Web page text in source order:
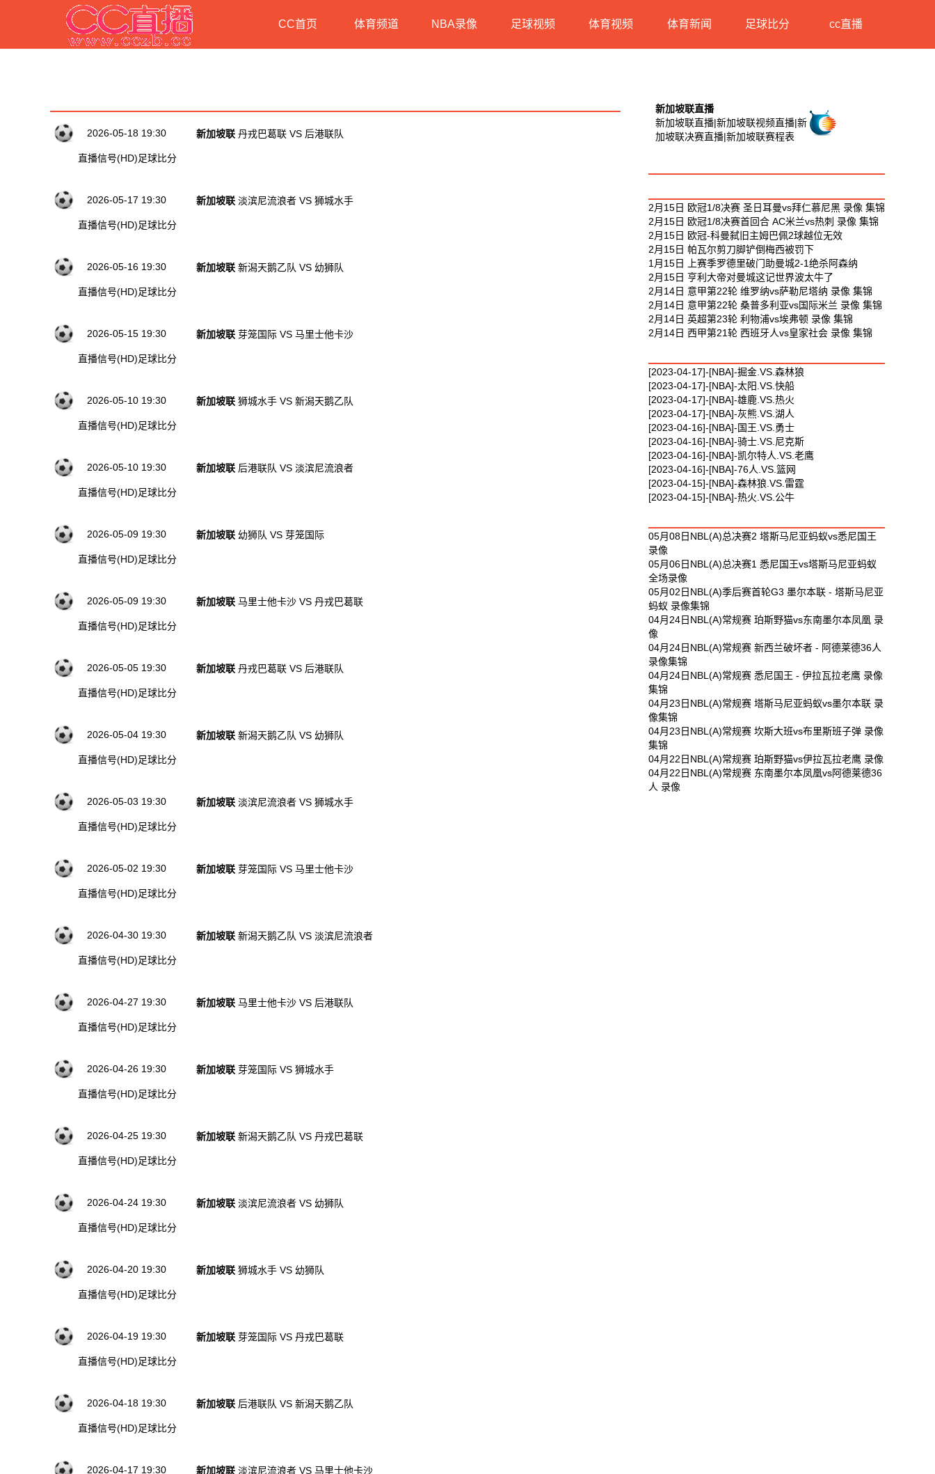
CC首页 体育频道 NBA录像 足球视频 体育视频 体育新闻 足球比分 cc直播
2026-05-18 19:30 新加坡联 丹戎巴葛联 VS 后港联队
直播信号(HD)足球比分
2026-05-17 19:30 新加坡联 淡滨尼流浪者 VS 狮城水手
直播信号(HD)足球比分
2026-05-16 19:30 新加坡联 新潟天鹅乙队 VS 幼狮队
直播信号(HD)足球比分
2026-05-15 19:30 新加坡联 芽笼国际 VS 马里士他卡沙
直播信号(HD)足球比分
2026-05-10 19:30 新加坡联 狮城水手 VS 新潟天鹅乙队
直播信号(HD)足球比分
2026-05-10 19:30 新加坡联 后港联队 VS 淡滨尼流浪者
直播信号(HD)足球比分
2026-05-09 19:30 新加坡联 幼狮队 VS 芽笼国际
直播信号(HD)足球比分
2026-05-09 19:30 新加坡联 马里士他卡沙 VS 丹戎巴葛联
直播信号(HD)足球比分
2026-05-05 19:30 新加坡联 丹戎巴葛联 VS 后港联队
直播信号(HD)足球比分
2026-05-04 19:30 新加坡联 新潟天鹅乙队 VS 幼狮队
直播信号(HD)足球比分
2026-05-03 19:30 新加坡联 淡滨尼流浪者 VS 狮城水手
直播信号(HD)足球比分
2026-05-02 19:30 新加坡联 芽笼国际 VS 马里士他卡沙
直播信号(HD)足球比分
2026-04-30 19:30 新加坡联 新潟天鹅乙队 VS 淡滨尼流浪者
直播信号(HD)足球比分
2026-04-27 19:30 新加坡联 马里士他卡沙 VS 后港联队
直播信号(HD)足球比分
2026-04-26 19:30 新加坡联 芽笼国际 VS 狮城水手
直播信号(HD)足球比分
2026-04-25 19:30 新加坡联 新潟天鹅乙队 VS 丹戎巴葛联
直播信号(HD)足球比分
2026-04-24 19:30 新加坡联 淡滨尼流浪者 VS 幼狮队
直播信号(HD)足球比分
2026-04-20 19:30 新加坡联 狮城水手 VS 幼狮队
直播信号(HD)足球比分
2026-04-19 19:30 新加坡联 芽笼国际 VS 丹戎巴葛联
直播信号(HD)足球比分
2026-04-18 19:30 新加坡联 后港联队 VS 新潟天鹅乙队
直播信号(HD)足球比分
2026-04-17 19:30 新加坡联 淡滨尼流浪者 VS 马里士他卡沙
新加坡联直播
新加坡联直播|新加坡联视频直播|新
加坡联决赛直播|新加坡联赛程表
2月15日 欧冠1/8决赛 圣日耳曼vs拜仁慕尼黑 录像 集锦
2月15日 欧冠1/8决赛首回合 AC米兰vs热刺 录像 集锦
2月15日 欧冠-科曼弑旧主姆巴佩2球越位无效
2月15日 帕瓦尔剪刀脚铲倒梅西被罚下
1月15日 上赛季罗德里破门助曼城2-1绝杀阿森纳
2月15日 亨利大帝对曼城这记世界波太牛了
2月14日 意甲第22轮 维罗纳vs萨勒尼塔纳 录像 集锦
2月14日 意甲第22轮 桑普多利亚vs国际米兰 录像 集锦
2月14日 英超第23轮 利物浦vs埃弗顿 录像 集锦
2月14日 西甲第21轮 西班牙人vs皇家社会 录像 集锦
[2023-04-17]-[NBA]-掘金.VS.森林狼
[2023-04-17]-[NBA]-太阳.VS.快船
[2023-04-17]-[NBA]-雄鹿.VS.热火
[2023-04-17]-[NBA]-灰熊.VS.湖人
[2023-04-16]-[NBA]-国王.VS.勇士
[2023-04-16]-[NBA]-骑士.VS.尼克斯
[2023-04-16]-[NBA]-凯尔特人.VS.老鹰
[2023-04-16]-[NBA]-76人.VS.篮网
[2023-04-15]-[NBA]-森林狼.VS.雷霆
[2023-04-15]-[NBA]-热火.VS.公牛
05月08日NBL(A)总决赛2 塔斯马尼亚蚂蚁vs悉尼国王
录像
05月06日NBL(A)总决赛1 悉尼国王vs塔斯马尼亚蚂蚁
全场录像
05月02日NBL(A)季后赛首轮G3 墨尔本联 - 塔斯马尼亚
蚂蚁 录像集锦
04月24日NBL(A)常规赛 珀斯野猫vs东南墨尔本凤凰 录
像
04月24日NBL(A)常规赛 新西兰破坏者 - 阿德莱德36人
录像集锦
04月24日NBL(A)常规赛 悉尼国王 - 伊拉瓦拉老鹰 录像
集锦
04月23日NBL(A)常规赛 塔斯马尼亚蚂蚁vs墨尔本联 录
像集锦
04月23日NBL(A)常规赛 坎斯大班vs布里斯班子弹 录像
集锦
04月22日NBL(A)常规赛 珀斯野猫vs伊拉瓦拉老鹰 录像
04月22日NBL(A)常规赛 东南墨尔本凤凰vs阿德莱德36
人 录像